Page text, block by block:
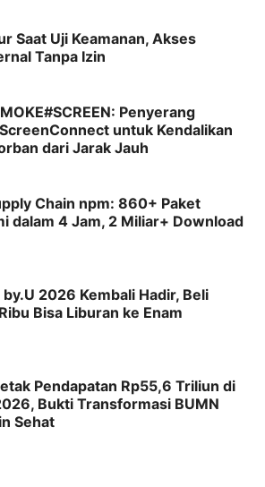
Saat Uji Keamanan, Akses
Tanpa Izin
Penyerang
untuk Kendalikan
dari Jarak Jauh
Chain npm: 860+ Paket
dalam 4 Jam, 2 Miliar+ Download
2026 Kembali Hadir, Beli
Bisa Liburan ke Enam
Pendapatan Rp55,6 Triliun di
Bukti Transformasi BUMN
Sehat